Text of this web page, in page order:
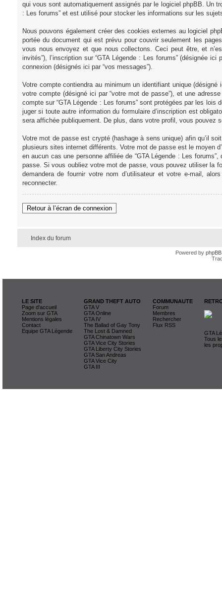
qui vous sont automatiquement assignés par le logiciel phpBB. Un
: Les forums” et est utilisé pour stocker les informations sur les
Nous pouvons également créer des cookies externes au logiciel
portée du document qui est prévu pour couvrir seulement les
vous nous envoyez et que nous collectons. Ceci peut être, et
invités”), l’inscription sur “GTA Légende : Les forums” (désignée
connexion (désignés ici par “vos messages”).
Votre compte contiendra au minimum un identifiant unique
votre compte (désigné ici par “votre mot de passe”), et une
compte sur “GTA Légende : Les forums” sont protégées par les
juger si toute autre information du formulaire d’inscription est
sera affichée publiquement. De plus, dans votre profil, vous pouvez
Votre mot de passe est crypté (hashage à sens unique) afin qu’il
plusieurs sites internet différents. Votre mot de passe est le moyen
en aucun cas une personne affiliée de “GTA Légende : Les
passe. Si vous oubliez votre mot de passe, vous pouvez utiliser la
demandera de fournir votre nom d’utilisateur et votre e-mail,
reconnecter.
Retour à l’écran de connexion
Index du forum
Powered by phpBB
LE SITE
Page d'accueil
Zoom sur GTA
Mentions légales
Contact
Equipe GTA Légende
GRAND THEFT AUTO
GTA V
GTA Online
GTA IV
The Ballad of Gay Tony
The Lost & Damned
GTA Chinatown Wars
GTA Vice City Stories
GTA Liberty City Stories
GTA San Andreas
GTA Vice City
GTA III
COMMUNAUTE
Forum
Membres
Rechercher
Flux RSS
GTA
Tous
les